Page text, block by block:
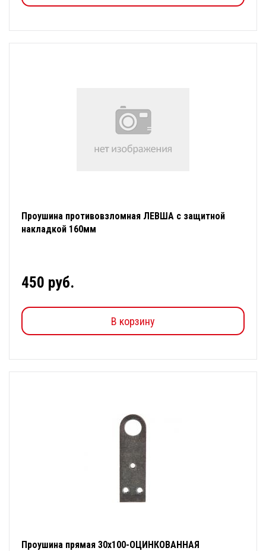
Проушина противовзломная ЛЕВША с защитной
накладкой 160мм
450 руб.
В корзину
Проушина прямая 30х100-ОЦИНКОВАННАЯ